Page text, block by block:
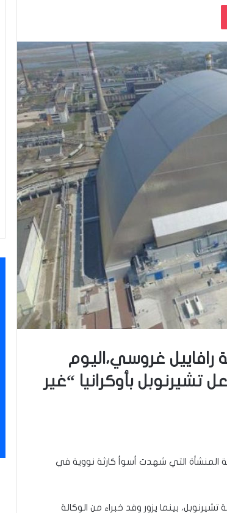
رافاييل غروسي،اليوم
تشيرنوبل بأوكرانيا “غير
المنشأة التي شهدت أسوأ كارثة نووية في
بينما يزور وفد خبراء من الوكالة